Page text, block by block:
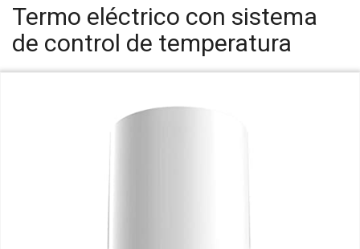
Termo eléctrico con sistema
de control de temperatura